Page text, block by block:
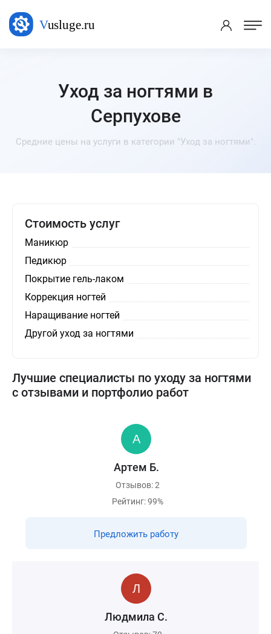
Уход за ногтями в
Серпухове
Средние цены на услуги в категории "Уход за ногтями".
Стоимость услуг
Маникюр
Педикюр
Покрытие гель-лаком
Коррекция ногтей
Наращивание ногтей
Другой уход за ногтями
Лучшие специалисты по уходу за ногтями
с отзывами и портфолио работ
Артем Б.
Отзывов: 2
Рейтинг: 99%
Предложить работу
Людмила С.